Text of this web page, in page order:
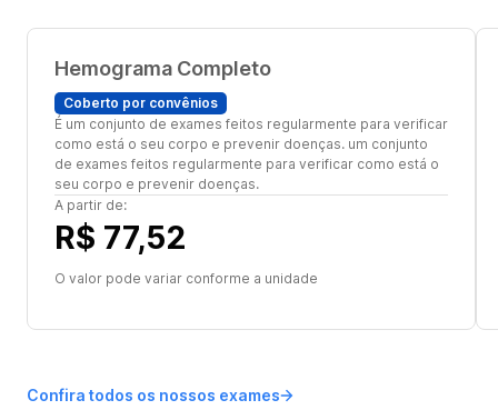
Hemograma Completo
Coberto por convênios
É um conjunto de exames feitos regularmente para verificar
como está o seu corpo e prevenir doenças. um conjunto
de exames feitos regularmente para verificar como está o
seu corpo e prevenir doenças.
A partir de:
R$ 77,52
O valor pode variar conforme a unidade
Confira todos os nossos exames